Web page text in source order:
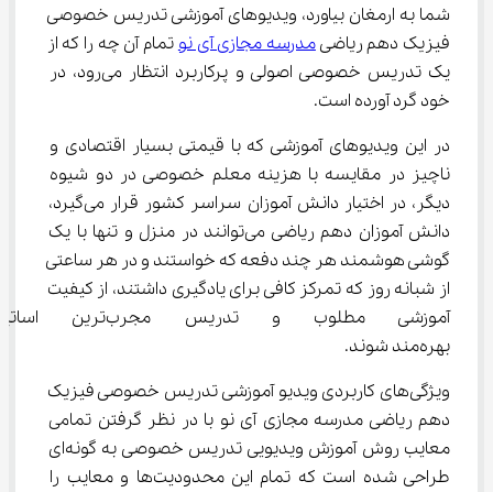
شما به ارمغان بیاورد، ویدیوهای آموزشی تدریس خصوصی
فیزیک دهم ریاضی مدرسه مجازی آی نو تمام آن چه را که از
یک تدریس خصوصی اصولی و پرکاربرد انتظار می‌رود، در
خود گرد آورده است.
در این ویدیوهای آموزشی که با قیمتی بسیار اقتصادی و
ناچیز در مقایسه با هزینه معلم خصوصی در دو شیوه
دیگر، در اختیار دانش آموزان سراسر کشور قرار می‌گیرد،
دانش آموزان دهم ریاضی می‌توانند در منزل و تنها با یک
گوشی هوشمند هر چند دفعه که خواستند و در هر ساعتی
از شبانه روز که تمرکز کافی برای یادگیری داشتند، از کیفیت
آموزشی مطلوب و تدریس
بهره‌مند شوند.
ویژگی‌های کاربردی ویدیو آموزشی تدریس خصوصی فیزیک
دهم ریاضی مدرسه مجازی آی نو با در نظر گرفتن تمامی
معایب روش آموزش ویدیویی تدریس خصوصی به گونه‌ای
طراحی شده است که تمام این محدودیت‌ها و معایب را